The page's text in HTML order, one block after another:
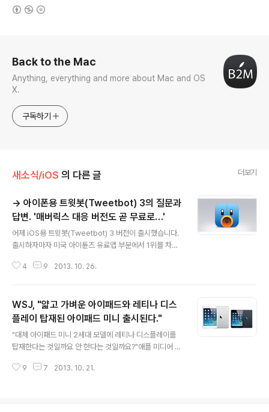
Back to the Mac
Anything, everything and more about Mac and OS
X.
구독하기
새소식/iOS 의 다른 글 더보기
→ 아이폰용 트윗봇(Tweetbot) 3의 질문과
답변. '매버릭스 대응 버전도 곧 무료로…'
어제 iOS용 트윗봇(Tweetbot) 3 버전이 출시했습니다.
출시하자마자 미국 아이튠즈 유료앱 부분에서 1위를 차지
토하고 있습니다. 요즘 많은 앱들이 그러하듯 iOS 7에서
버전을 구매해야 합니다. 원래 가격은 4.99불이라고 하는
데 현재 새 버전 런칭을 기념해 2.99불에 판매되고 있습니
다. 아울러 유니버설 버전으로 나오지 않고 아이폰용으로
나오면서 나중에 아이패드 버전이 나오면 또 같은 비용을
위터앱도 잘 나오는데 굳이 '유료' 트위터 앱을 구매해야할
4 9 2013. 10. 26.
WSJ, "얇고 가벼운 아이패드와 레티나 디스
플레이 탑재된 아이패드 미니 출시된다."
"대체 아이패드 미니 2세대 모델에 레티나 디스플레이를
탑재한다는 것일까요 안 한다는 것일까요?"애플 미디어 이
대 모델의 레티나 디스플레이 탑재 여부가 애플 팬들의 최
9 7 2013. 10. 21.